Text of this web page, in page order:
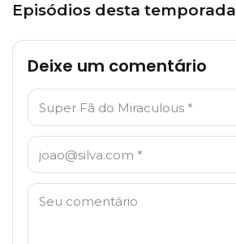
Episódios desta temporada
Deixe um comentário
Nome: *
E-mail: *
Comentário: *